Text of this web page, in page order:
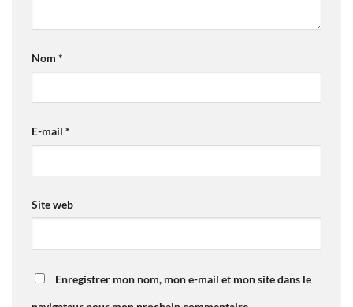
Nom *
E-mail *
Site web
Enregistrer mon nom, mon e-mail et mon site dans le